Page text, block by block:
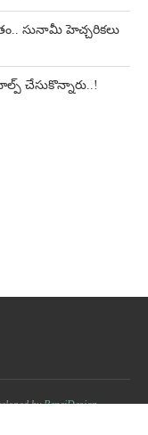
సునామీ హెచ్చరికలు
చేసుకొన్నారు..!
byPenciDesign